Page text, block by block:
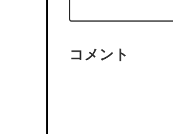
コメント